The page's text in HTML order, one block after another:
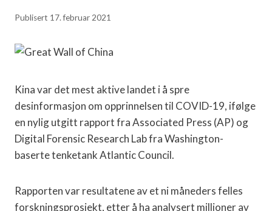
Publisert 17. februar 2021
Kina var det mest aktive landet i å spre
desinformasjon om opprinnelsen til COVID-19, ifølge
en nylig utgitt rapport fra Associated Press (AP) og
Digital Forensic Research Lab fra Washington-
baserte tenketank Atlantic Council.
Rapporten var resultatene av et ni måneders felles
forskningsprosjekt, etter å ha analysert millioner av